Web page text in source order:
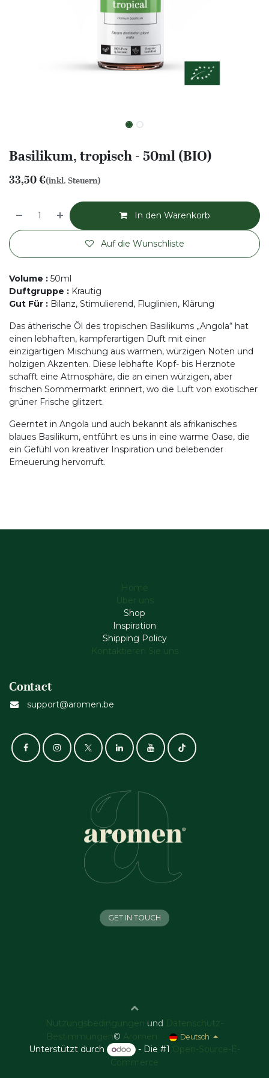
Basilikum, tropisch - 50ml (BIO)
33,50€(inkl. Steuern)
In den Warenkorb
Auf die Wunschliste
Volume : 50ml
Duftgruppe : Krautig
Gut Für : Bilanz, Stimulierend, Fluglinien, Klärung
Das ätherische Öl des tropischen Basilikums „Angola“ hat
einen lebhaften, kampferartigen Duft mit einer
einzigartigen Mischung aus warmen, würzigen Noten und
holzigen Akzenten. Diese lebhafte Kopf- bis Herznote
schafft eine Atmosphäre, die an einen würzigen, aber
frischen Sommermarkt erinnert, wo die Luft von exotischer
grüner Frische glitzert.
Geerntet in Angola und auch bekannt als afrikanisches
blaues Basilikum, entführt es uns in eine warme Oase, die
ein Gefühl von kreativer Inspiration und belebender
Erneuerung hervorruft.
Home
Über uns
Shop
Inspiration
Shipping Policy
Kontaktieren Sie uns
Contact
support@aromen.be
GET IN TOUCH
Nutzungsbedingungen und
Datenschutz-
Bestimmungen © Aromen Deutsch
Unterstützt durch - Die #1 Open-Source-E-
Commerce